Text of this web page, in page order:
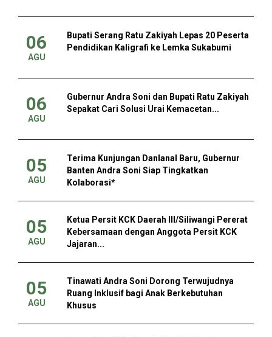
06
AGU
Bupati Serang Ratu Zakiyah Lepas 20 Peserta
Pendidikan Kaligrafi ke Lemka Sukabumi
06
AGU
Gubernur Andra Soni dan Bupati Ratu Zakiyah
Sepakat Cari Solusi Urai Kemacetan...
05
AGU
Terima Kunjungan Danlanal Baru, Gubernur
Banten Andra Soni Siap Tingkatkan
Kolaborasi*
05
AGU
Ketua Persit KCK Daerah III/Siliwangi Pererat
Kebersamaan dengan Anggota Persit KCK
Jajaran...
05
AGU
Tinawati Andra Soni Dorong Terwujudnya
Ruang Inklusif bagi Anak Berkebutuhan
Khusus